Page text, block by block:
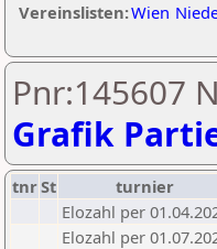
Vereinslisten:Wien
Pnr:145607
Grafik
tnrSt turnier
Elozahl per
Elozahl per